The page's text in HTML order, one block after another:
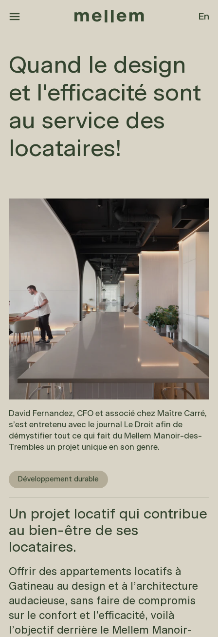
Aller au contenu principal
En
Quand le design
et l'efficacité sont
au service des
locataires!
David Fernandez, CFO et associé chez Maître Carré,
s’est entretenu avec le journal Le Droit afin de
démystifier tout ce qui fait du Mellem Manoir-des-
Trembles un projet unique en son genre.
Développement durable
Un projet locatif qui contribue
au bien-être de ses
locataires.
Offrir des appartements locatifs à
Gatineau au design et à l’architecture
audacieuse, sans faire de compromis
sur le confort et l’efficacité, voilà
l’objectif derrière le Mellem Manoir-